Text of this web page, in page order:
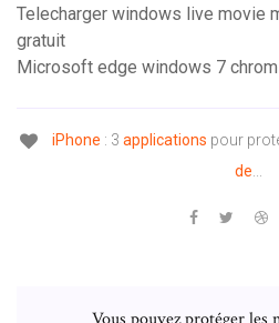
Telecharger windows live movie
gratuit
Microsoft edge windows 7
iPhone : 3 applications pour
de